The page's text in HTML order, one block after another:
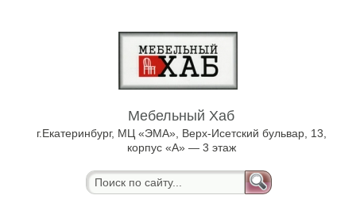
Мебельный Хаб
г.Екатеринбург, МЦ «ЭМА», Верх-Исетский бульвар, 13,
корпус «А» — 3 этаж